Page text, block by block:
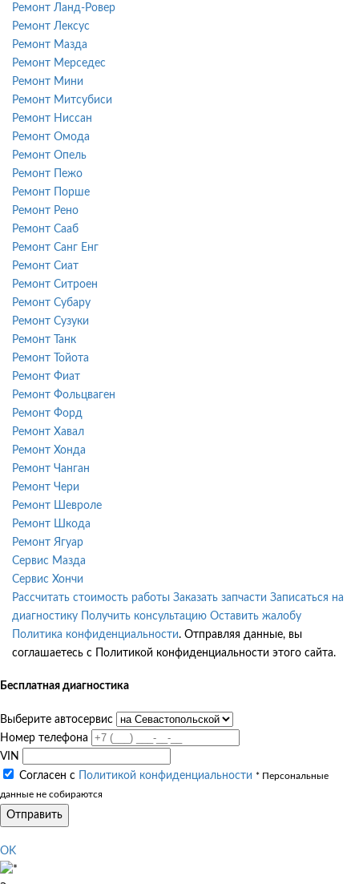
Ремонт Ланд-Ровер
Ремонт Лексус
Ремонт Мазда
Ремонт Мерседес
Ремонт Мини
Ремонт Митсубиси
Ремонт Ниссан
Ремонт Омода
Ремонт Опель
Ремонт Пежо
Ремонт Порше
Ремонт Рено
Ремонт Сааб
Ремонт Санг Енг
Ремонт Сиат
Ремонт Ситроен
Ремонт Субару
Ремонт Сузуки
Ремонт Танк
Ремонт Тойота
Ремонт Фиат
Ремонт Фольцваген
Ремонт Форд
Ремонт Хавал
Ремонт Хонда
Ремонт Чанган
Ремонт Чери
Ремонт Шевроле
Ремонт Шкода
Ремонт Ягуар
Сервис Мазда
Сервис Хончи
Рассчитать стоимость работы Заказать запчасти Записаться на
диагностику
Получить консультацию Оставить жалобу
Политика конфиденциальности. Отправляя данные, вы
соглашаетесь с Политикой конфиденциальности этого сайта.
Бесплатная диагностика
Выберите автосервис
Номер телефона
VIN
Согласен с
Политикой конфиденциальности * Персональные
данные не собираются
Отправить
OK